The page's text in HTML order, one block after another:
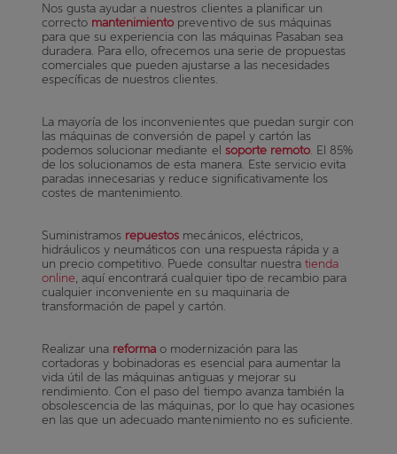
Nos gusta ayudar a nuestros clientes a planificar un
correcto mantenimiento preventivo de sus máquinas
para que su experiencia con las máquinas Pasaban sea
duradera. Para ello, ofrecemos una serie de propuestas
comerciales que pueden ajustarse a las necesidades
específicas de nuestros clientes.
La mayoría de los inconvenientes que puedan surgir con
las máquinas de conversión de papel y cartón las
podemos solucionar mediante el soporte remoto. El 85%
de los solucionamos de esta manera. Este servicio evita
paradas innecesarias y reduce significativamente los
costes de mantenimiento.
Suministramos repuestos mecánicos, eléctricos,
hidráulicos y neumáticos con una respuesta rápida y a
un precio competitivo. Puede consultar nuestratienda
online, aquí encontrará cualquier tipo de recambio para
cualquier inconveniente en su maquinaria de
transformación de papel y cartón.
Realizar una reformao modernización para las
cortadoras y bobinadoras es esencial para aumentar la
vida útil de las máquinas antiguas y mejorar su
rendimiento. Con el paso del tiempo avanza también la
obsolescencia de las máquinas, por lo que hay ocasiones
en las que un adecuado mantenimiento no es suficiente.